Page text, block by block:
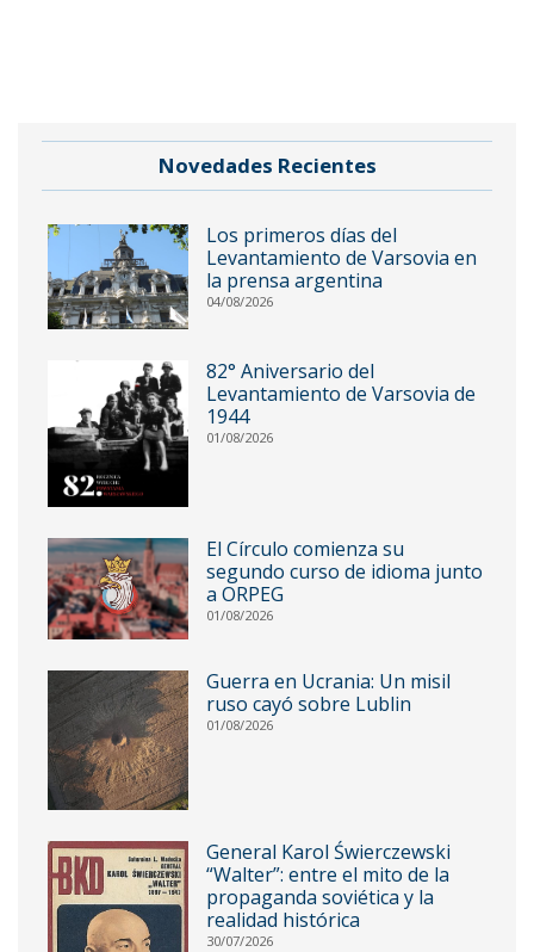
Novedades Recientes
Los primeros días del
Levantamiento de Varsovia en
la prensa argentina
04/08/2026
82° Aniversario del
Levantamiento de Varsovia de
1944
01/08/2026
El Círculo comienza su
segundo curso de idioma junto
a ORPEG
01/08/2026
Guerra en Ucrania: Un misil
ruso cayó sobre Lublin
01/08/2026
General Karol Świerczewski
“Walter”: entre el mito de la
propaganda soviética y la
realidad histórica
30/07/2026